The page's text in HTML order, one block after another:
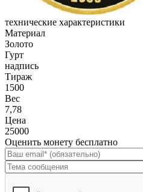
технические характеристики
Материал
Золото
Гурт
надпись
Тираж
1500
Вес
7,78
Цена
25000
Оценить монету бесплатно